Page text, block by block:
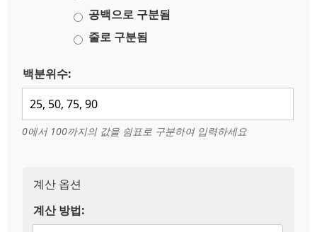
공백으로 구분됨
줄로 구분됨
백분위수:
0에서 100까지의 값을 쉼표로 구분하여 입력하세요
계산 옵션
계산 방법: